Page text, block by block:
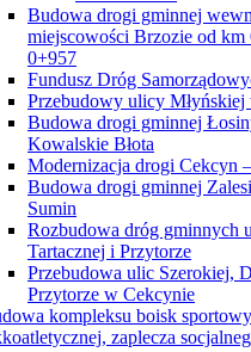
Budowa drogi gminnej
miejscowości Brzozie od km
0+957
Fundusz Dróg
Przebudowy ulicy
Budowa drogi gminnej
Kowalskie Błota
Modernizacja drogi Cekcyn
Budowa drogi gminnej
Sumin
Rozbudowa dróg gminnych
Tartacznej i Przytorze
Przebudowa ulic Szerokiej,
Przytorze w Cekcynie
kompleksu boisk
zaplecza